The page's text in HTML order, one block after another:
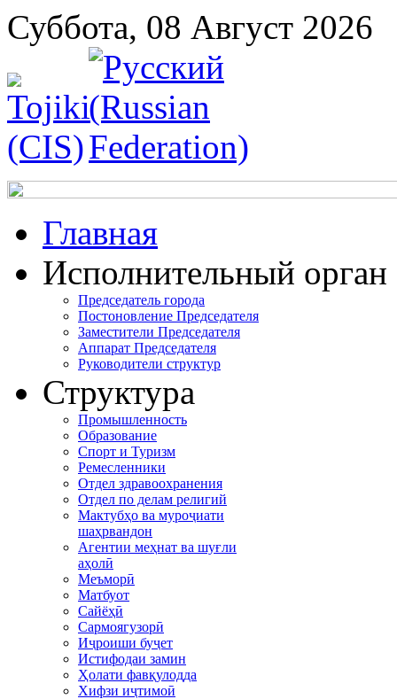
Суббота, 08 Август 2026
Главная
Исполнительный орган
Председатель города
Постоновление Председателя
Заместители Председателя
Аппарат Председателя
Руководители структур
Структура
Промышленность
Образование
Спорт и Туризм
Ремесленники
Отдел здравоохранения
Отдел по делам религий
Мактубҳо ва муроҷиати
шаҳрвандон
Агентии меҳнат ва шуғли
аҳолӣ
Меъморӣ
Матбуот
Сайёҳӣ
Сармоягузорӣ
Иҷроиши буҷет
Истифодаи замин
Ҳолати фавқулодда
Хифзи иҷтимоӣ